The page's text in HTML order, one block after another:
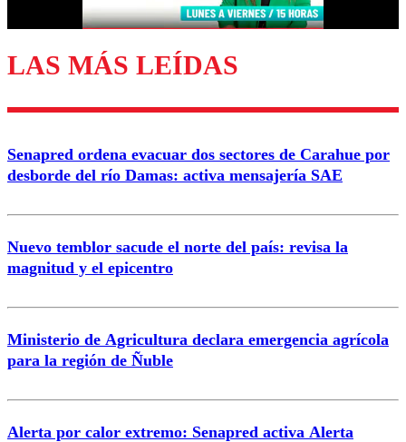
Enviar comentario
LAS MÁS LEÍDAS
Senapred ordena evacuar dos sectores de Carahue por
desborde del río Damas: activa mensajería SAE
Nuevo temblor sacude el norte del país: revisa la
magnitud y el epicentro
Ministerio de Agricultura declara emergencia agrícola
para la región de Ñuble
Alerta por calor extremo: Senapred activa Alerta